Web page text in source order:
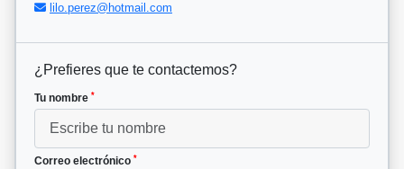
lilo.perez@hotmail.com
¿Prefieres que te contactemos?
Tu nombre *
Correo electrónico *